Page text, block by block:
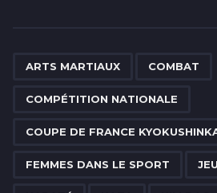
ARTS MARTIAUX COMBAT
COMPÉTITION NATIONALE
COUPE DE FRANCE
FEMMES DANS LE SPORT